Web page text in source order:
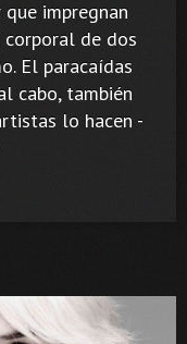
impregnan
de dos
El paracaídas
cabo, también
lo hacen -